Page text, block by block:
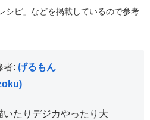
シピ」などを掲載しているので参考
者: げるもん
いたりデジカやったり大